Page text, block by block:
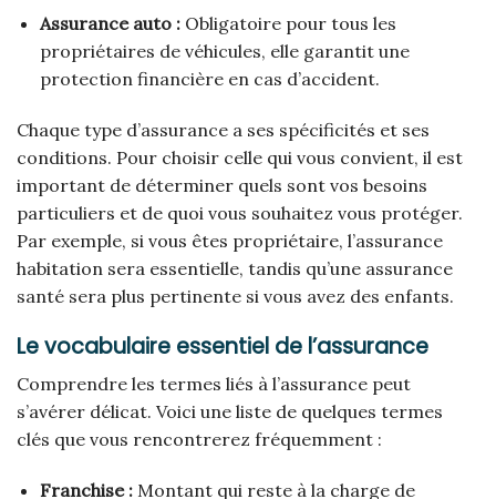
Assurance auto :Obligatoire pour tous les
propriétaires de véhicules, elle garantit une
protection financière en cas d’accident.
Chaque type d’assurance a ses spécificités et ses
conditions. Pour choisir celle qui vous convient, il est
important de déterminer quels sont vos besoins
particuliers et de quoi vous souhaitez vous protéger.
Par exemple, si vous êtes propriétaire, l’assurance
habitation sera essentielle, tandis qu’une assurance
santé sera plus pertinente si vous avez des enfants.
Le vocabulaire essentiel de l’assurance
Comprendre les termes liés à l’assurance peut
s’avérer délicat. Voici une liste de quelques termes
clés que vous rencontrerez fréquemment :
Franchise :Montant qui reste à la charge de